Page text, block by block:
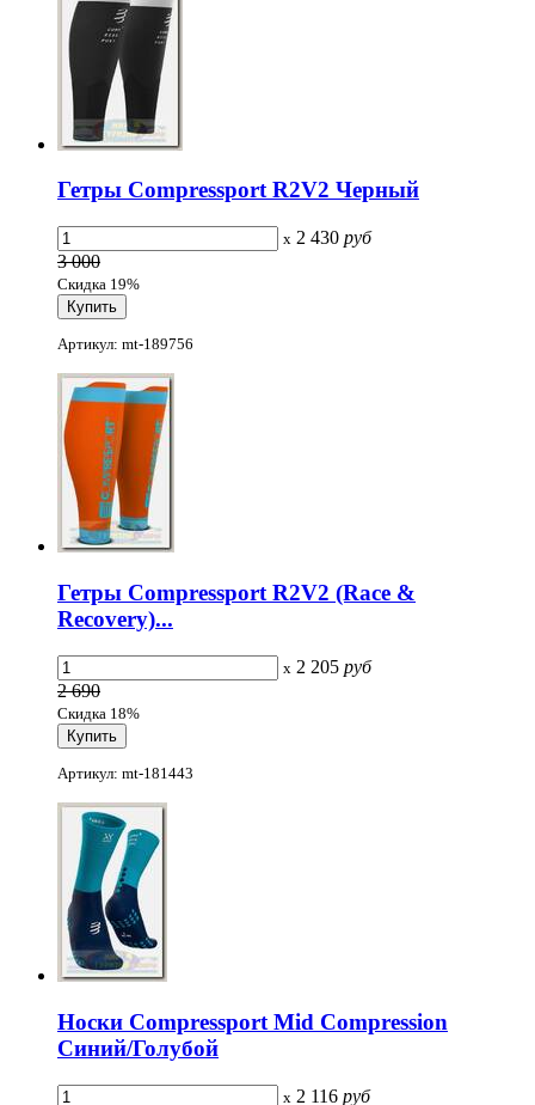
Гетры Compressport R2V2 Черный
x 2 430 руб
3 000
Скидка 19%
Артикул: mt-189756
Гетры Compressport R2V2 (Race &
Recovery)...
x 2 205 руб
2 690
Скидка 18%
Артикул: mt-181443
Носки Compressport Mid Compression
Синий/Голубой
x 2 116 руб